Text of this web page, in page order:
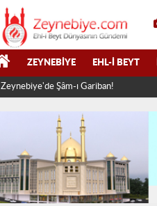
ZEYNEBIYE EHL-I BEYT
Zeynebiye'de Şâm-ı Gariban!